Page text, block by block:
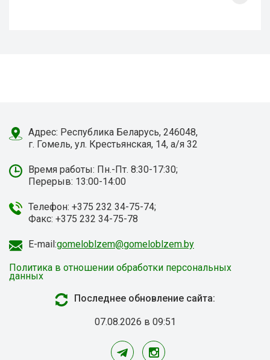
Адрес: Республика Беларусь, 246048,
г. Гомель, ул. Крестьянская, 14, а/я 32
Время работы: Пн.-Пт. 8:30-17:30;
Перерыв: 13:00-14:00
Телефон: +375 232 34-75-74;
Факс: +375 232 34-75-78
E-mail:gomeloblzem@gomeloblzem.by
Политика в отношении обработки персональных
данных
Последнее обновление сайта:
07.08.2026 в 09:51